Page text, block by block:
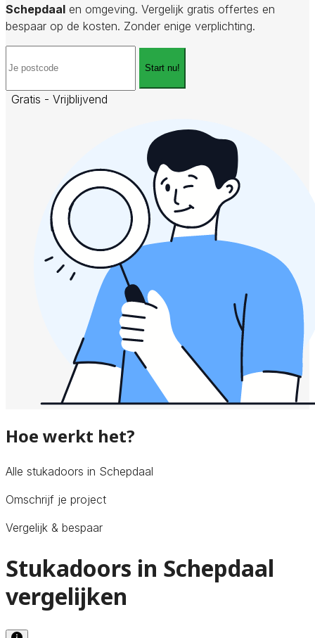
Schepdaal en omgeving. Vergelijk gratis offertes en
bespaar op de kosten. Zonder enige verplichting.
Start nu!
Gratis - Vrijblijvend
Hoe werkt het?
Alle stukadoors in Schepdaal
Omschrijf je project
Vergelijk & bespaar
Stukadoors in Schepdaal
vergelijken